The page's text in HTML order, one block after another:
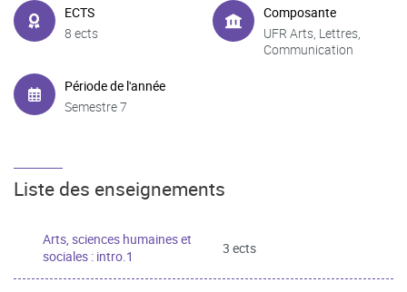
ECTS
8 ects
Composante
UFR Arts, Lettres,
Communication
Période de l'année
Semestre 7
Liste des enseignements
Arts, sciences humaines et
sociales : intro.1
3 ects